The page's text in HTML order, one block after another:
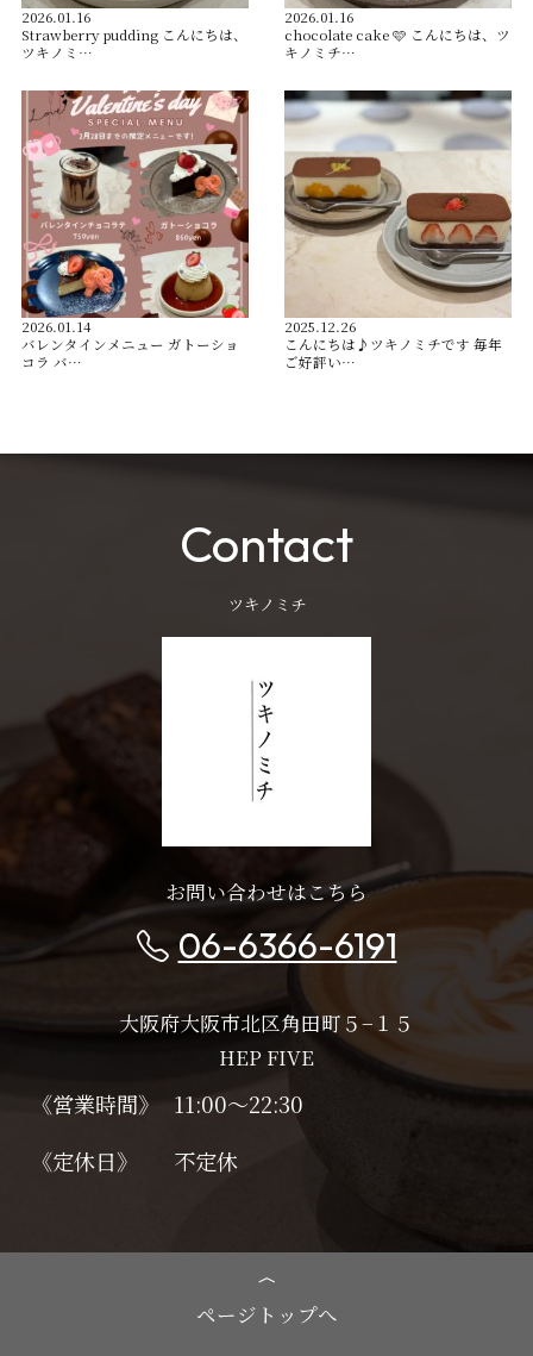
2026.01.16
Strawberry pudding こんにちは、
ツキノミ…
2026.01.16
chocolate cake 🩷 こんにちは、ツ
キノミチ…
2026.01.14
バレンタインメニュー ガトーショ
コラ バ…
2025.12.26
こんにちは♪ツキノミチです️ 毎年
ご好評い…
Contact
ツキノミチ
お問い合わせはこちら
06-6366-6191
大阪府大阪市北区角田町５−１５
HEP FIVE
《営業時間》
11:00～22:30
《定休日》
不定休
ページトップへ